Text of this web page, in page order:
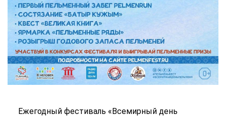
Ежегодный фестиваль «Всемирный день